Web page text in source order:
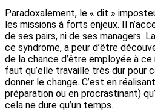
Paradoxalement, le « dit »
les missions à forts enjeux. Il
de ses pairs, ni de ses managers.
ce syndrome, a peur d’être
de la chance d’être employée à ce
faut qu’elle travaille très dur pour
donner le change. C’est en
préparation ou en procrastinant)
cela ne dure qu’un temps.